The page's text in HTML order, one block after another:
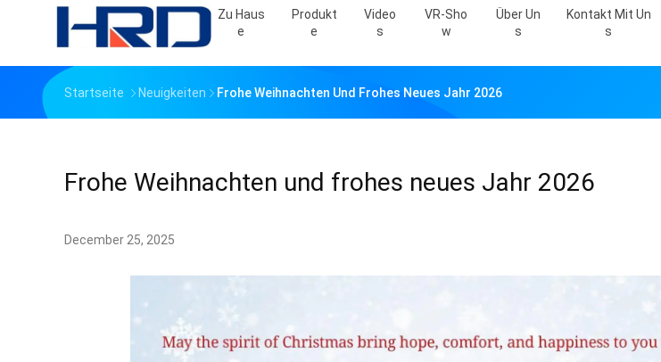
Zu Haus
E
Produkt
E
Video
S
VR-Sho
W
Über Un
S
Kontakt Mit Un
S
Startseite Neuigkeiten Frohe Weihnachten Und Frohes Neues Jahr 2026
Frohe Weihnachten und frohes neues Jahr 2026
December 25, 2025